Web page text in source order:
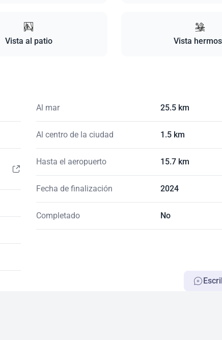
Vista al patio Vista
Al mar 25.5 km
Al centro de la ciudad 1.5 km
Hasta el aeropuerto 15.7 km
Fecha de finalización 2024
Completado No